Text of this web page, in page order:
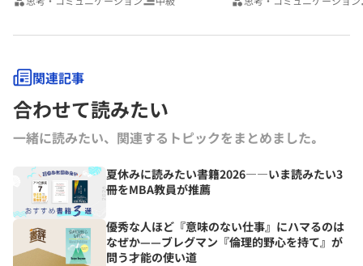
関連記事
合わせて読みたい
一緒に読みたい、関連するトピックをまとめました｡
夏休みに読みたい書籍2026――いま読みたい3
冊をMBA教員が推薦
優秀な人ほど『意味のない仕事』にハマるのは
なぜか——ブレグマン『倫理的野心を持て』が
問う才能の使い道